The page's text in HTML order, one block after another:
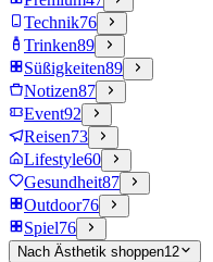
Technik76
Trinken89
Süßigkeiten89
Notizen87
Event92
Reisen73
Lifestyle60
Gesundheit87
Outdoor76
Spiel76
Nach Ästhetik shoppen12